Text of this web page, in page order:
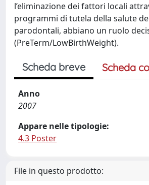
l’eliminazione dei fattori locali
programmi di tutela della salute
parodontali, abbiano un ruolo
(PreTerm/LowBirthWeight).
Scheda breve Scheda
Anno
2007
Appare nelle tipologie:
4.3 Poster
File in questo prodotto: